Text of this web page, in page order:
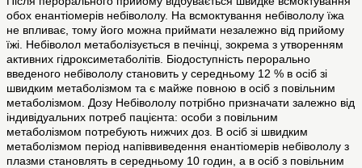
обох енантіомерів небівололу. На всмоктування небівололу їжа
не впливає, тому його можна приймати незалежно від прийому
їжі. Небіволол метаболізується в печінці, зокрема з утворенням
активних гідроксиметаболітів. Біодоступність перорально
введеного небівололу становить у середньому 12 % в осіб зі
швидким метаболізмом та є майже повною в осіб з повільним
метаболізмом. Дозу Небівололу потрібно призначати залежно від
індивідуальних потреб пацієнта: особи з повільним
метаболізмом потребують нижчих доз. В осіб зі швидким
метаболізмом період напіввиведення енантіомерів небівололу з
плазми становлять в середньому 10 годин, а в осіб з повільним